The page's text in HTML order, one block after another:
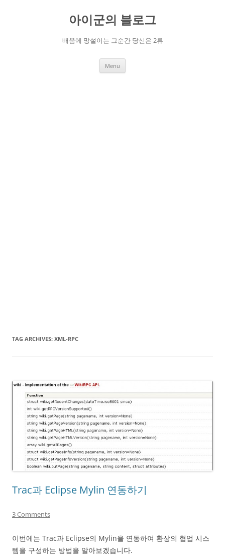
아이군의 블로그
배움에 망설이는 그순간 당신은 2류
Menu
TAG ARCHIVES: XML-RPC
Trac과 Eclipse Mylin 연동하기
3 Comments
이번에는 Trac과 Eclipse의 Mylin을 연동하여 환상의 협업 시스
템을 구성하는 방법을 알아보겠습니다.